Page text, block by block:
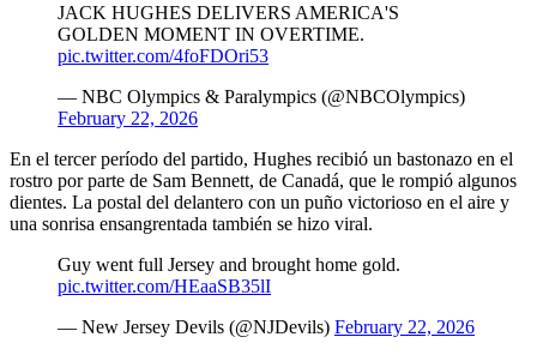
JACK HUGHES DELIVERS AMERICA'S
GOLDEN MOMENT IN OVERTIME.
pic.twitter.com/4foFDOri53
— NBC Olympics & Paralympics (@NBCOlympics)
February 22, 2026
En el tercer período del partido, Hughes recibió un bastonazo en el
rostro por parte de Sam Bennett, de Canadá, que le rompió algunos
dientes. La postal del delantero con un puño victorioso en el aire y
una sonrisa ensangrentada también se hizo viral.
Guy went full Jersey and brought home gold.
pic.twitter.com/HEaaSB35lI
— New Jersey Devils (@NJDevils) February 22, 2026